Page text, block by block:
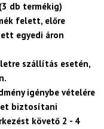
db termékig)
felett, előre
egyedi áron
szállítás esetén,
igénybe vételére
biztosítani
követő 2 - 4